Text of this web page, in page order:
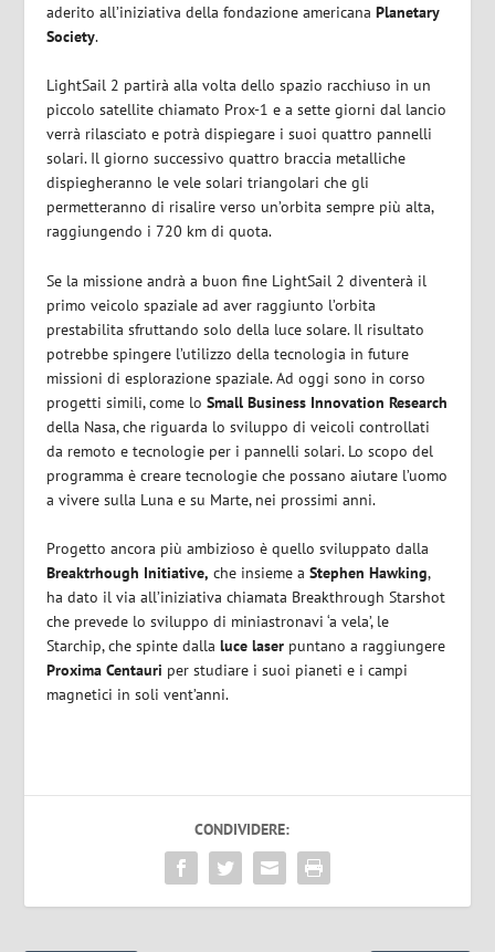
aderito all’iniziativa della fondazione americanaPlanetary
Society.
LightSail 2 partirà alla volta dello spazio racchiuso in un
piccolo satellite chiamato Prox-1 e a sette giorni dal lancio
verrà rilasciato e potrà dispiegare i suoi quattro pannelli
solari. Il giorno successivo quattro braccia metalliche
dispiegheranno le vele solari triangolari che gli
permetteranno di risalire verso un’orbita sempre più alta,
raggiungendo i 720 km di quota.
Se la missione andrà a buon fine LightSail 2 diventerà il
primo veicolo spaziale ad aver raggiunto l’orbita
prestabilita sfruttando solo della luce solare. Il risultato
potrebbe spingere l’utilizzo della tecnologia in future
missioni di esplorazione spaziale. Ad oggi sono in corso
progetti simili, come lo Small Business Innovation Research
della Nasa, che riguarda lo sviluppo di veicoli controllati
da remoto e tecnologie per i pannelli solari. Lo scopo del
programma è creare tecnologie che possano aiutare l’uomo
a vivere sulla Luna e su Marte, nei prossimi anni.
Progetto ancora più ambizioso è quello sviluppato dalla
Breaktrhough Initiative, che insieme aStephen Hawking,
ha dato il via all’iniziativa chiamata Breakthrough Starshot
che prevede lo sviluppo di miniastronavi ‘a vela’, le
Starchip, che spinte dalla luce laser puntano a raggiungere
Proxima Centauri per studiare i suoi pianeti e i campi
magnetici in soli vent’anni.
CONDIVIDERE: